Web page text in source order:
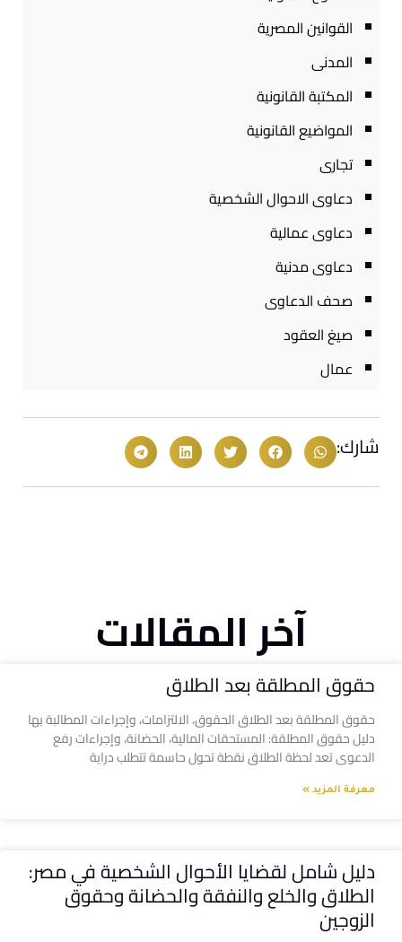
القوانين المصرية
المدنى
المكتبة القانونية
المواضيع القانونية
تجارى
دعاوى الاحوال الشخصية
دعاوى عمالية
دعاوى مدنية
صحف الدعاوى
صيغ العقود
عمال
شارك:
آخر المقالات
حقوق المطلقة بعد الطلاق
حقوق المطلقة بعد الطلاق الحقوق، الالتزامات، وإجراءات المطالبة بها
دليل حقوق المطلقة: المستحقات المالية، الحضانة، وإجراءات رفع
الدعوى تعد لحظة الطلاق نقطة تحول حاسمة تتطلب دراية
معرفة المزيد »
دليل شامل لقضايا الأحوال الشخصية في مصر:
الطلاق والخلع والنفقة والحضانة وحقوق
الزوجين